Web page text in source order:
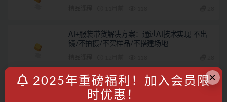
AI+服装带货解决方案：通过AI技术实现 不出
镜/不拍摄/不买样品/不搭建场地
小红书带货新玩法【9月课程】教你如何打造爆
款笔记，销量倍增（无水印）
×
2025年重磅福利！加入会员限
时优惠！